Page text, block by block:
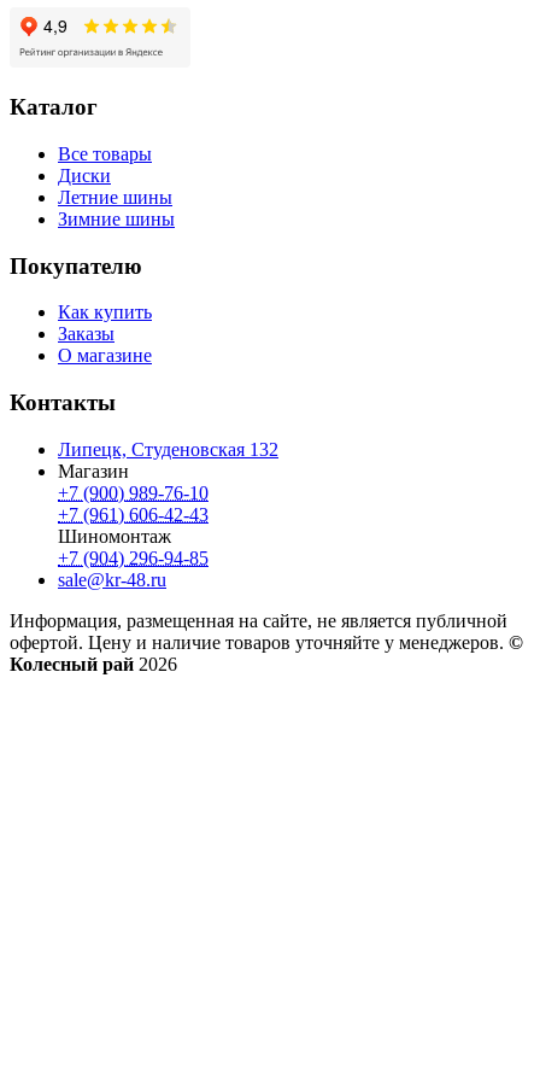
Каталог
Все товары
Диски
Летние шины
Зимние шины
Покупателю
Как купить
Заказы
О магазине
Контакты
Липецк, Студеновская 132
Магазин
+7 (900) 989-76-10
+7 (961) 606-42-43
Шиномонтаж
+7 (904) 296-94-85
sale@kr-48.ru
Информация, размещенная на сайте, не является публичной
офертой. Цену и наличие товаров уточняйте у менеджеров. ©
Колесный рай 2026